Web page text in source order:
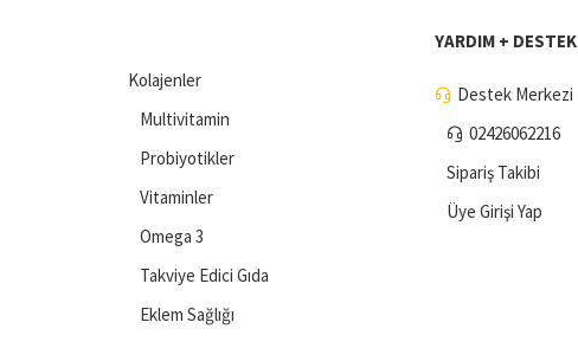
Kolajenler
Multivitamin
Probiyotikler
Vitaminler
Omega 3
Takviye Edici Gıda
Eklem Sağlığı
YARDIM + DESTEK
Destek Merkezi
02426062216
Sipariş Takibi
Üye Girişi Yap